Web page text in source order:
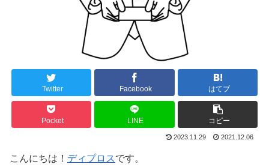
Twitter Facebook はてブ
Pocket LINE コピー
2023.11.29 2021.12.06
こんにちは！ ディプロスです。